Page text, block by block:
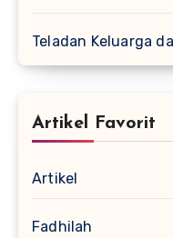
Teladan Keluarga
Artikel Favorit
Artikel
Fadhilah